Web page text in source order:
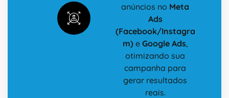
anúncios no Meta
Ads
(Facebook/Instagra
m)e Google Ads,
otimizando sua
campanha para
gerar resultados
reais.